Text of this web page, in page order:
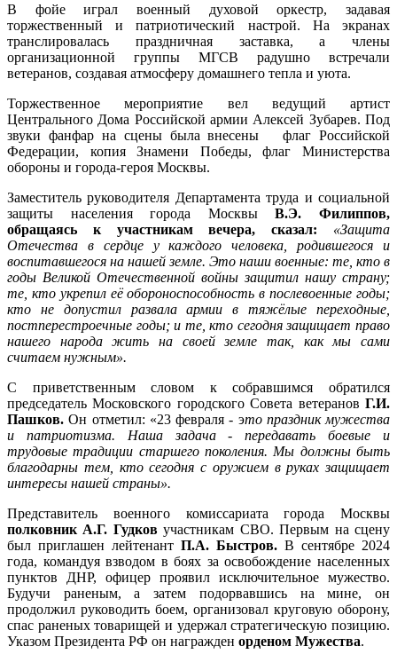
В фойе играл военный духовой оркестр, задавая
торжественный и патриотический настрой. На экранах
транслировалась праздничная заставка, а члены
организационной группы МГСВ радушно встречали
ветеранов, создавая атмосферу домашнего тепла и уюта.
Торжественное мероприятие вел ведущий артист
Центрального Дома Российской армии Алексей Зубарев. Под
звуки фанфар на сцены была внесены флаг Российской
Федерации, копия Знамени Победы, флаг Министерства
обороны и города-героя Москвы.
Заместитель руководителя Департамента труда и социальной
защиты населения города МосквыВ.Э. Филиппов,
обращаясь к участникам вечера, сказал: «Защита
Отечества в сердце у каждого человека, родившегося и
воспитавшегося на нашей земле. Это наши военные: те, кто в
годы Великой Отечественной войны защитил нашу страну;
те, кто укрепил её обороноспособность в послевоенные годы;
кто не допустил развала армии в тяжёлые переходные,
постперестроечные годы; и те, кто сегодня защищает право
нашего народа жить на своей земле так, как мы сами
считаем нужным».
С приветственным словом к собравшимся обратился
председатель Московского городского Совета ветеранов Г.И.
Пашков. Он отметил: «23 февраля - это праздник мужества
и патриотизма. Наша задача - передавать боевые и
трудовые традиции старшего поколения. Мы должны быть
благодарны тем, кто сегодня с оружием в руках защищает
интересы нашей страны».
Представитель военного комиссариата города Москвы
полковник А.Г. Гудковучастникам СВО. Первым на сцену
был приглашен лейтенант П.А. Быстров. В сентябре 2024
года, командуя взводом в боях за освобождение населенных
пунктов ДНР, офицер проявил исключительное мужество.
Будучи раненым, а затем подорвавшись на мине, он
продолжил руководить боем, организовал круговую оборону,
спас раненых товарищей и удержал стратегическую позицию.
Указом Президента РФ он награжден орденом Мужества.